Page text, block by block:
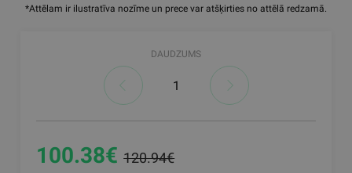
*Attēlam ir ilustratīva nozīme un prece var atšķirties no attēlā redzamā.
DAUDZUMS
100.38€120.94€